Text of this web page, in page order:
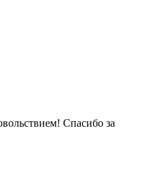
Спасибо за